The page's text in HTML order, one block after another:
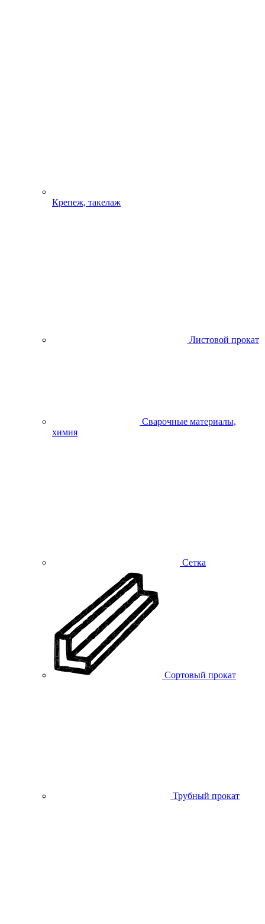
Крепеж, такелаж
Листовой прокат
Сварочные материалы,
химия
Сетка
Сортовый прокат
Трубный прокат